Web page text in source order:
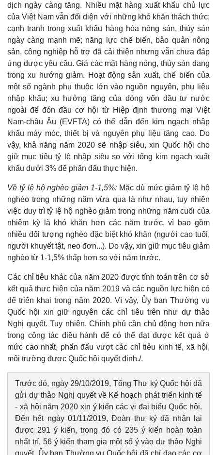
Kinh tế
Bất động sản
Khởi nghiệp
Thị trường
Giá vàng
Tiêu dùng
Tỷ giá
Chứng khoán
Giá cà phê
dịch ngày càng tăng. Nhiều mặt hàng xuất khẩu chủ lực
của Việt Nam vẫn đối diện với những khó khăn thách thức;
cạnh tranh trong xuất khẩu hàng hóa nông sản, thủy sản
ngày càng mạnh mẽ; năng lực chế biến, bảo quản nông
sản, công nghiệp hỗ trợ đã cải thiện nhưng vẫn chưa đáp
ứng được yêu cầu. Giá các mặt hàng nông, thủy sản đang
trong xu hướng giảm. Hoạt động sản xuất, chế biến của
một số ngành phụ thuộc lớn vào nguồn nguyên, phụ liệu
nhập khẩu; xu hướng tăng của dòng vốn đầu tư nước
ngoài để đón đầu cơ hội từ Hiệp định thương mại Việt
Nam-châu Âu (EVFTA) có thể dẫn đến kim ngạch nhập
khẩu máy móc, thiết bị và nguyên phụ liệu tăng cao. Do
vậy, khả năng năm 2020 sẽ nhập siêu, xin Quốc hội cho
giữ mục tiêu tỷ lệ nhập siêu so với tổng kim ngạch xuất
khẩu dưới 3% để phấn đấu thực hiện.
Về tỷ lệ hộ nghèo giảm 1-1,5%: Mặc dù mức giảm tỷ lệ hộ
nghèo trong những năm vừa qua là như nhau, tuy nhiên
việc duy trì tỷ lệ hộ nghèo giảm trong những năm cuối của
nhiệm kỳ là khó khăn hơn các năm trước, vì bao gồm
nhiều đối tượng nghèo đặc biệt khó khăn (người cao tuổi,
người khuyết tật, neo đơn...). Do vậy, xin giữ mục tiêu giảm
nghèo từ 1-1,5% thấp hơn so với năm trước.
Các chỉ tiêu khác của năm 2020 được tính toán trên cơ sở
kết quả thực hiện của năm 2019 và các nguồn lực hiện có
để triển khai trong năm 2020. Vì vậy, Ủy ban Thường vụ
Quốc hội xin giữ nguyên các chỉ tiêu trên như dự thảo
Nghị quyết. Tuy nhiên, Chính phủ cần chủ động hơn nữa
trong công tác điều hành để có thể đạt được kết quả ở
mức cao nhất, phấn đấu vượt các chỉ tiêu kinh tế, xã hội,
môi trường được Quốc hội quyết định./.
Trước đó, ngày 29/10/2019, Tổng Thư ký Quốc hội đã
gửi dự thảo Nghị quyết về Kế hoạch phát triển kinh tế
- xã hội năm 2020 xin ý kiến các vị đại biểu Quốc hội.
Đến hết ngày 01/11/2019, Đoàn thư ký đã nhận lại
được 291 ý kiến, trong đó có 235 ý kiến hoàn toàn
nhất trí, 56 ý kiến tham gia một số ý vào dự thảo Nghị
quyết. Ủy ban Thường vụ Quốc hội đã chỉ đạo các cơ